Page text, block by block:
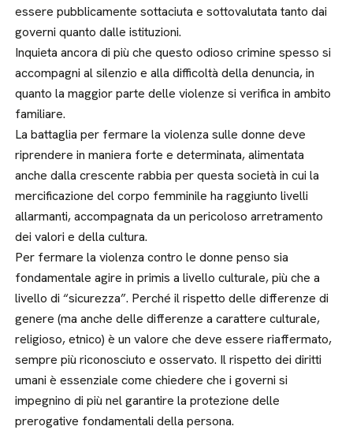
essere pubblicamente sottaciuta e sottovalutata tanto dai
governi quanto dalle istituzioni.
Inquieta ancora di più che questo odioso crimine spesso si
accompagni al silenzio e alla difficoltà della denuncia, in
quanto la maggior parte delle violenze si verifica in ambito
familiare.
La battaglia per fermare la violenza sulle donne deve
riprendere in maniera forte e determinata, alimentata
anche dalla crescente rabbia per questa società in cui la
mercificazione del corpo femminile ha raggiunto livelli
allarmanti, accompagnata da un pericoloso arretramento
dei valori e della cultura.
Per fermare la violenza contro le donne penso sia
fondamentale agire in primis a livello culturale, più che a
livello di “sicurezza”. Perché il rispetto delle differenze di
genere (ma anche delle differenze a carattere culturale,
religioso, etnico) è un valore che deve essere riaffermato,
sempre più riconosciuto e osservato. Il rispetto dei diritti
umani è essenziale come chiedere che i governi si
impegnino di più nel garantire la protezione delle
prerogative fondamentali della persona.